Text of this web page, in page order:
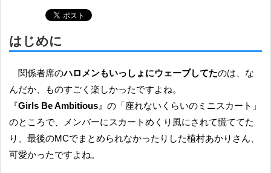
はじめに
関係者席のハロメンもいっしょにウェーブしてたのは、な
んだか、ものすごく楽しかったですよね。
『Girls Be Ambitious 』の「座れないくらいのミニスカート」
のところで、メンバーにスカートめくり風にされて慌ててた
り、最後のMCでまとめられなかったりした植村あかりさん、
可愛かったですよね。